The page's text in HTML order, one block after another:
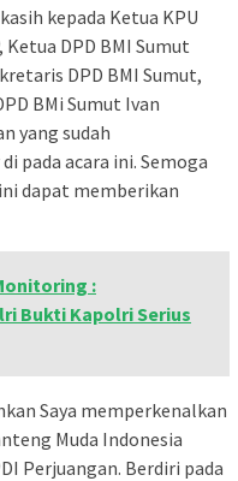
kepada Ketua KPU
Ketua DPD BMI Sumut
DPD BMI Sumut,
BMi Sumut Ivan
yang sudah
pada acara ini. Semoga
dapat memberikan
:
Bukti Kapolri Serius
Saya memperkenalkan
Muda Indonesia
Perjuangan. Berdiri pada